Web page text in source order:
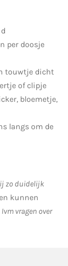
per doosje
touwtje dicht
of clipje
bloemetje,
langs om de
zo duidelijk
kunnen
Ivm vragen over